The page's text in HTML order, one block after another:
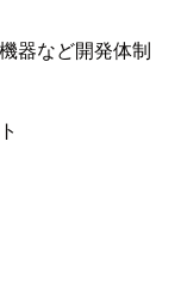
器など開発体制